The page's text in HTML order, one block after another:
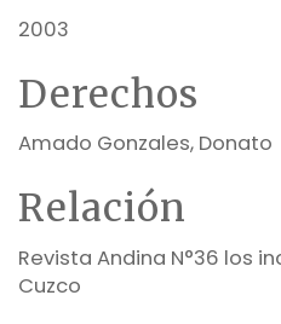
2003
Derechos
Amado Gonzales, Donato
Relación
Revista Andina N°36 los
Cuzco